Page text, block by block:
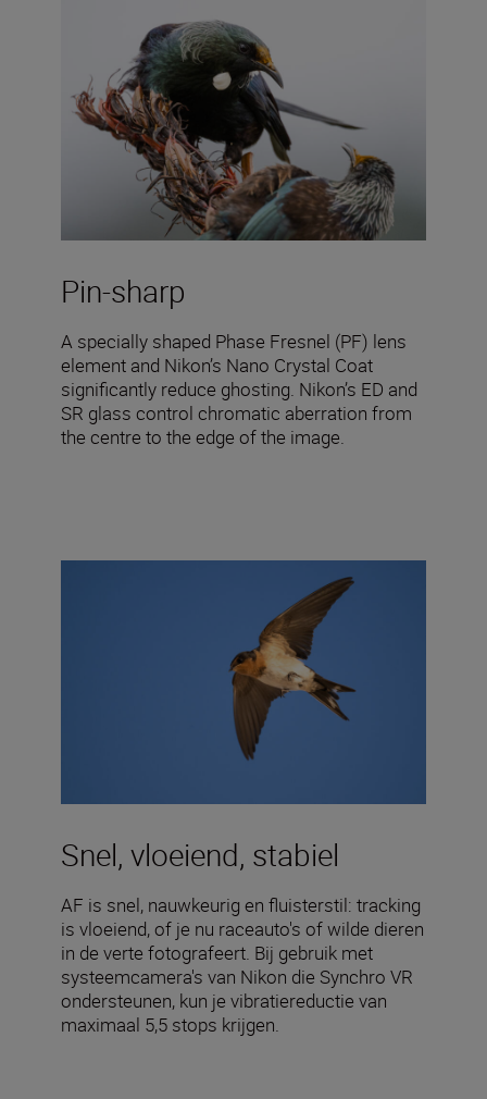
Pin-sharp
A specially shaped Phase Fresnel (PF) lens
element and Nikon’s Nano Crystal Coat
significantly reduce ghosting. Nikon’s ED and
SR glass control chromatic aberration from
the centre to the edge of the image.
Snel, vloeiend, stabiel
AF is snel, nauwkeurig en fluisterstil: tracking
is vloeiend, of je nu raceauto's of wilde dieren
in de verte fotografeert. Bij gebruik met
systeemcamera's van Nikon die Synchro VR
ondersteunen, kun je vibratiereductie van
maximaal 5,5 stops krijgen.